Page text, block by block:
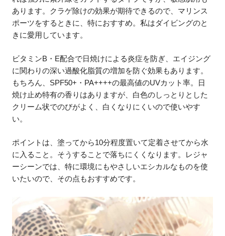
あります。クラゲ除けの効果が期待できるので、マリンス
ポーツをするときに、特におすすめ。私はダイビングのと
きに愛用しています。
ビタミンB・E配合で日焼けによる炎症を防ぎ、エイジング
に関わりの深い過酸化脂質の増加を防ぐ効果もあります。
もちろん、SPF50+・PA++++の最高値のUVカット率。日
焼け止め特有の香りはありますが、白色のしっとりとした
クリーム状でのびがよく、白くなりにくいので使いやす
い。
ポイントは、塗ってから10分程度置いて定着させてから水
に入ること。そうすることで落ちにくくなります。レジャ
ーシーンでは、特に環境にもやさしいエシカルなものを使
いたいので、その点もおすすめです。